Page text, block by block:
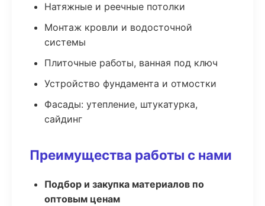
Натяжные и реечные потолки
Монтаж кровли и водосточной
системы
Плиточные работы, ванная под ключ
Устройство фундамента и отмостки
Фасады: утепление, штукатурка,
сайдинг
Преимущества работы с нами
Подбор и закупка материалов по
оптовым ценам